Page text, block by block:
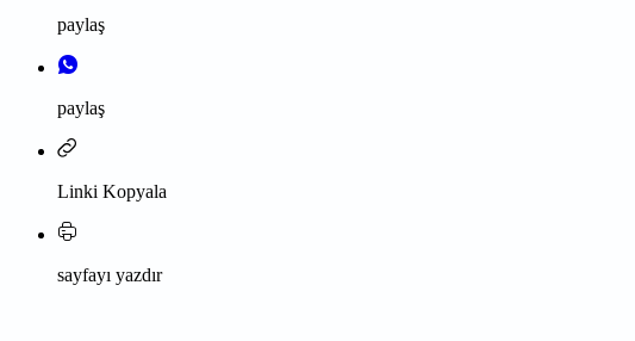
paylaş
paylaş
Linki Kopyala
sayfayı yazdır